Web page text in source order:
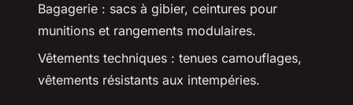
Bagagerie : sacs à gibier, ceintures pour
munitions et rangements modulaires.
Vêtements techniques : tenues camouflages,
vêtements résistants aux intempéries.